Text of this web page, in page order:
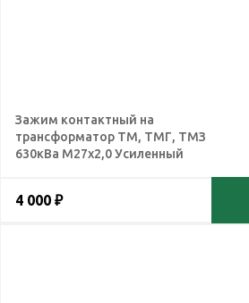
Зажим контактный на
трансформатор ТМ, ТМГ, ТМЗ
630кВа М27х2,0 Усиленный
4 000 ₽